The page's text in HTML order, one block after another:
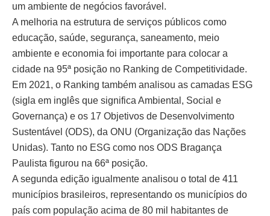
um ambiente de negócios favorável.
A melhoria na estrutura de serviços públicos como
educação, saúde, segurança, saneamento, meio
ambiente e economia foi importante para colocar a
cidade na 95ª posição no Ranking de Competitividade.
Em 2021, o Ranking também analisou as camadas ESG
(sigla em inglês que significa Ambiental, Social e
Governança) e os 17 Objetivos de Desenvolvimento
Sustentável (ODS), da ONU (Organização das Nações
Unidas). Tanto no ESG como nos ODS Bragança
Paulista figurou na 66ª posição.
A segunda edição igualmente analisou o total de 411
municípios brasileiros, representando os municípios do
país com população acima de 80 mil habitantes de